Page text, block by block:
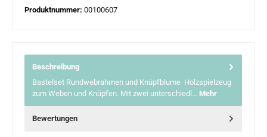
Produktnummer: 00100607
Beschreibung
Bastelset Rundwebrahmen und Knüpfblume Holzspielzeug
zum Weben und Knüpfen. Mit zwei unterschiedl… Mehr
Bewertungen